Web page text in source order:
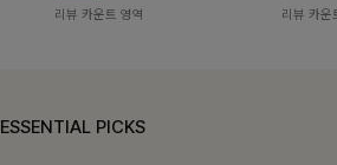
리뷰 카운트 영역 리뷰 카운
ESSENTIAL PICKS